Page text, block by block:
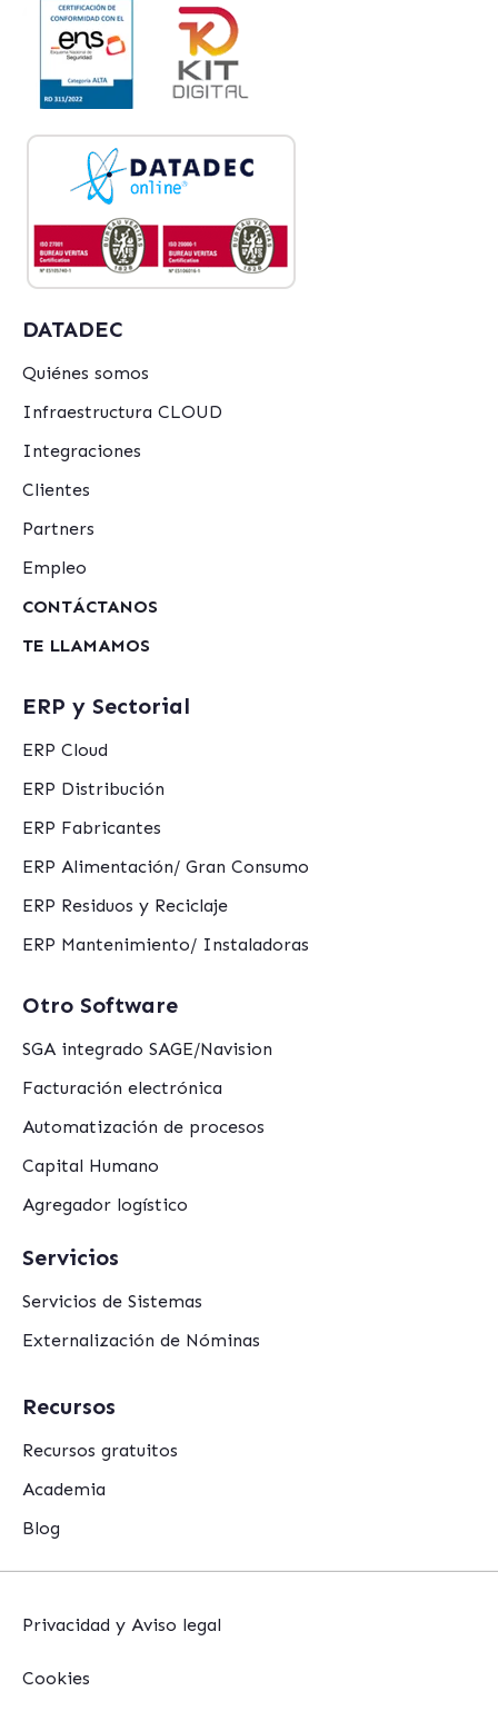
DATADEC
Quiénes somos
Infraestructura CLOUD
Integraciones
Clientes
Partners
Empleo
CONTÁCTANOS
TE LLAMAMOS
ERP y Sectorial
ERP Cloud
ERP Distribución
ERP Fabricantes
ERP Alimentación/ Gran Consumo
ERP Residuos y Reciclaje
ERP Mantenimiento/ Instaladoras
Otro Software
SGA integrado SAGE/Navision
Facturación electrónica
Automatización de procesos
Capital Humano
Agregador logístico
Servicios
Servicios de Sistemas
Externalización de Nóminas
Recursos
Recursos gratuitos
Academia
Blog
Privacidad y Aviso legal
Cookies